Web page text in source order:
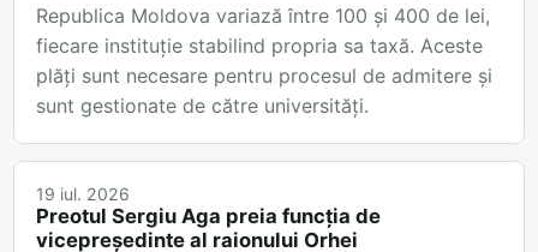
Republica Moldova variază între 100 și 400 de lei,
fiecare instituție stabilind propria sa taxă. Aceste
plăți sunt necesare pentru procesul de admitere și
sunt gestionate de către universități.
19 iul. 2026
Preotul Sergiu Aga preia funcția de
vicepreședinte al raionului Orhei